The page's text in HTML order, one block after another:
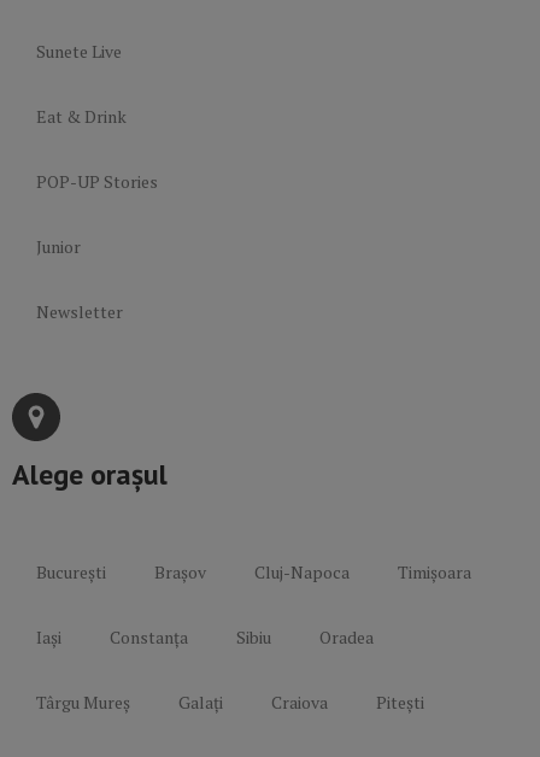
Sunete Live
Eat & Drink
POP-UP Stories
Junior
Newsletter
Alege orașul
București Brașov Cluj-Napoca Timișoara
Iași Constanța Sibiu Oradea
Târgu Mureș Galați Craiova Pitești